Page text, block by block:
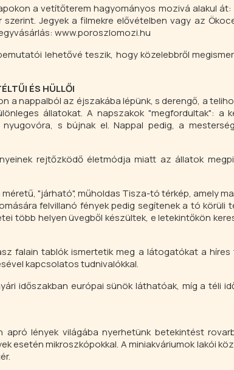
a vetítőterem hagyományos mozivá alakul át:
Jegyek a filmekre elővételben vagy az
www.poroszlomozi.hu
lehetővé teszik, hogy közelebbről
ÉS HÜLLŐI
a nappalból az éjszakába lépünk, s derengő, a
állatokat. A napszakok "megfordultak": a
s bújnak el. Nappal pedig, a
rejtőzködő életmódja miatt az állatok
"járható", műholdas Tisza-tó térkép, amely
felvillanó fények pedig segítenek a tó körüli
több helyen üvegből készültek, e letekintőkön
falain tablók ismertetik meg a látogatókat a
kapcsolatos tudnivalókkal.
időszakban európai sünök láthatóak, míg a téli
lények világába nyerhetünk betekintést
esetén mikroszkópokkal. A miniakváriumok lakói